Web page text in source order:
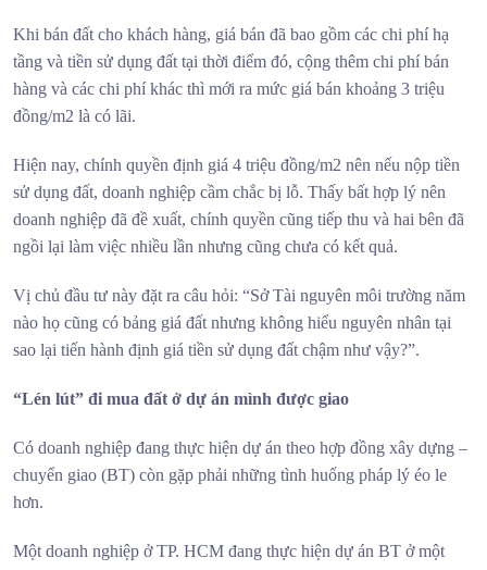
Khi bán đất cho khách hàng, giá bán đã bao gồm các chi phí hạ
tầng và tiền sử dụng đất tại thời điểm đó, cộng thêm chi phí bán
hàng và các chi phí khác thì mới ra mức giá bán khoảng 3 triệu
đồng/m2 là có lãi.
Hiện nay, chính quyền định giá 4 triệu đồng/m2 nên nếu nộp tiền
sử dụng đất, doanh nghiệp cầm chắc bị lỗ. Thấy bất hợp lý nên
doanh nghiệp đã đề xuất, chính quyền cũng tiếp thu và hai bên đã
ngồi lại làm việc nhiều lần nhưng cũng chưa có kết quả.
Vị chủ đầu tư này đặt ra câu hỏi: “Sở Tài nguyên môi trường năm
nào họ cũng có bảng giá đất nhưng không hiểu nguyên nhân tại
sao lại tiến hành định giá tiền sử dụng đất chậm như vậy?”.
“Lén lút” đi mua đất ở dự án mình được giao
Có doanh nghiệp đang thực hiện dự án theo hợp đồng xây dựng –
chuyển giao (BT) còn gặp phải những tình huống pháp lý éo le
hơn.
Một doanh nghiệp ở TP. HCM đang thực hiện dự án BT ở một